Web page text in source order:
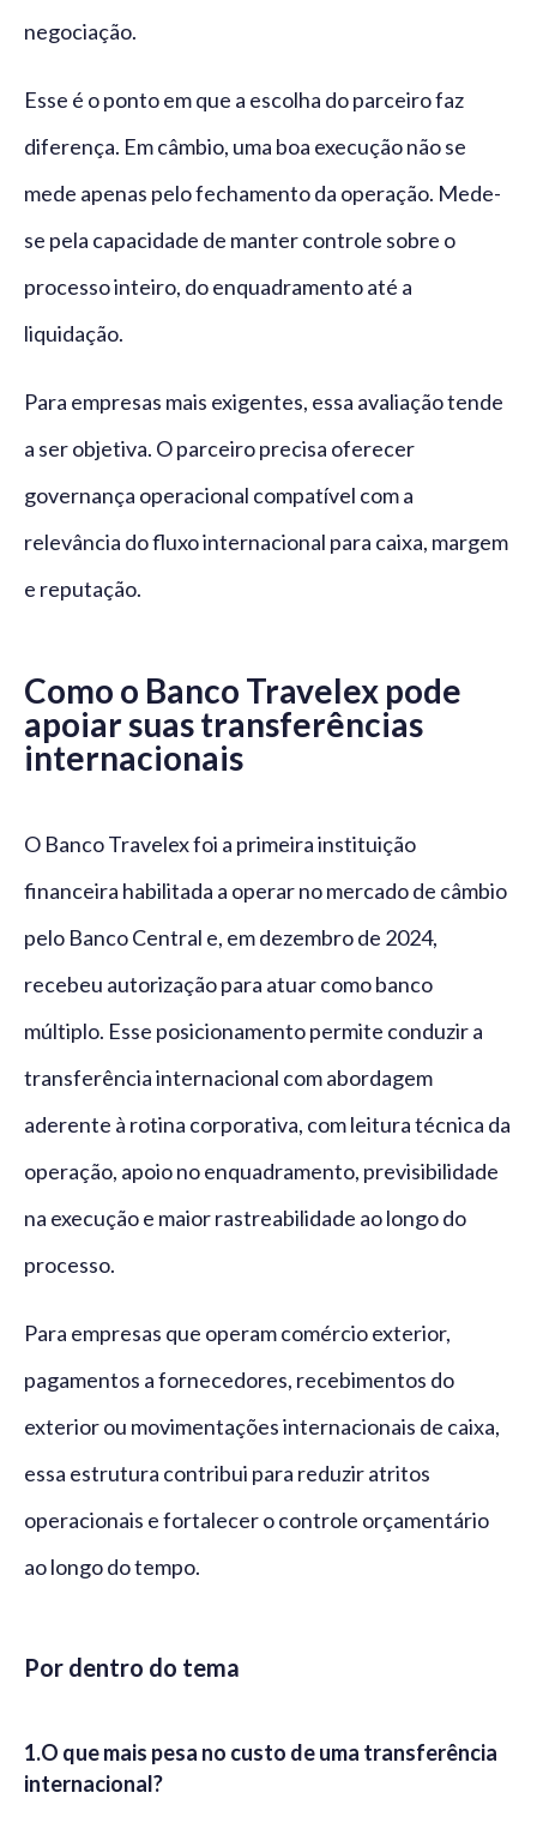
negociação.
Esse é o ponto em que a escolha do parceiro faz
diferença. Em câmbio, uma boa execução não se
mede apenas pelo fechamento da operação. Mede-
se pela capacidade de manter controle sobre o
processo inteiro, do enquadramento até a
liquidação.
Para empresas mais exigentes, essa avaliação tende
a ser objetiva. O parceiro precisa oferecer
governança operacional compatível com a
relevância do fluxo internacional para caixa, margem
e reputação.
Como o Banco Travelex pode
apoiar suas transferências
internacionais
O Banco Travelex foi a primeira instituição
financeira habilitada a operar no mercado de câmbio
pelo Banco Central e, em dezembro de 2024,
recebeu autorização para atuar como banco
múltiplo. Esse posicionamento permite conduzir a
transferência internacional com abordagem
aderente à rotina corporativa, com leitura técnica da
operação, apoio no enquadramento, previsibilidade
na execução e maior rastreabilidade ao longo do
processo.
Para empresas que operam comércio exterior,
pagamentos a fornecedores, recebimentos do
exterior ou movimentações internacionais de caixa,
essa estrutura contribui para reduzir atritos
operacionais e fortalecer o controle orçamentário
ao longo do tempo.
Por dentro do tema
1.O que mais pesa no custo de uma transferência
internacional?